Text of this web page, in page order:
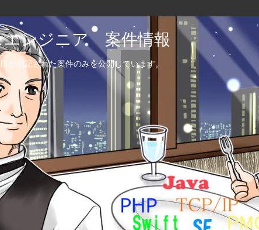
エンジニア 案件情報
が明記された案件のみを公開しています。